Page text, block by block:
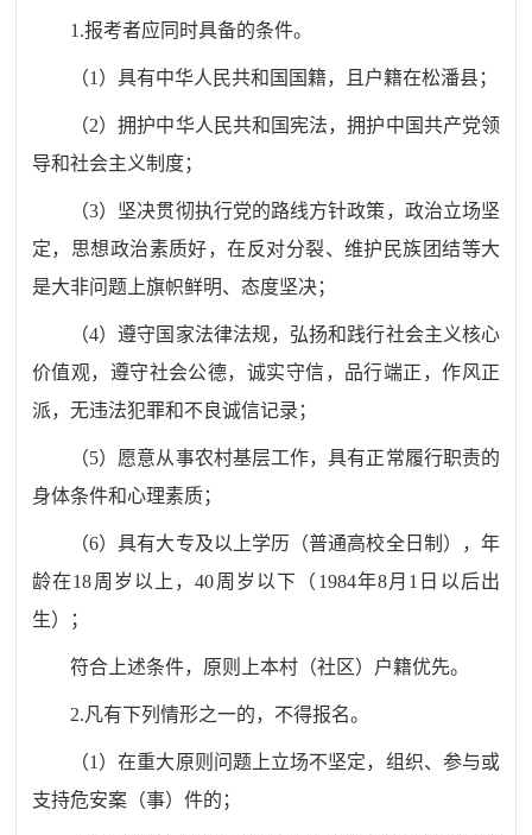
1.报考者应同时具备的条件。
（1 ）具有中华人民共和国国籍，且户籍在松潘县；
（2）拥护中华人民共和国宪法，拥护中国共产党领
导和社会主义制度；
（3） 坚决贯彻执行党的路线方针政策，政治立场坚
定，思想政治素质好，在反对分裂、维护民族团结等大
是大非问题上旗帜鲜明、态度坚决；
（4）遵守国家法律法规，弘扬和践行社会主义核心
价值观，遵守社会公德，诚实守信，品行端正，作风正
派，无违法犯罪和不良诚信记录；
（5） 愿意从事农村基层工作，具有正常履行职责的
身体条件和心理素质；
（6）具有大专及以上学历 （普通高校全日制）
，年
龄在18周岁以上，40周岁以下（ 1984年8月 1 日以后出
生）；
符合上述条件，原则上本村（社区）户籍优先。
2.凡有下列情形之一的，不得报名。
（1 ）在重大原则问题上立场不坚定，组织、参与或
支持危安案（事）件的；